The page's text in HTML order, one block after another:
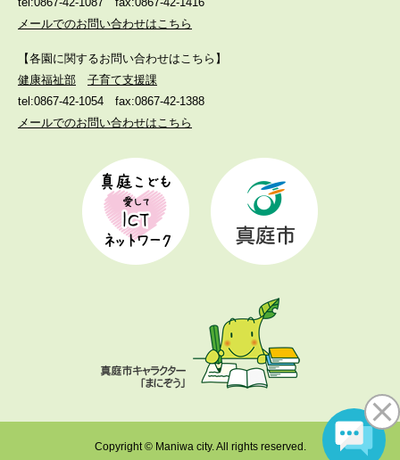
メールでのお問い合わせはこちら
【各園に関するお問い合わせはこちら】
健康福祉部
子育て支援課
tel:0867-42-1054
fax:0867-42-1388
メールでのお問い合わせはこちら
Copyright © Maniwa city. All rights reserved.